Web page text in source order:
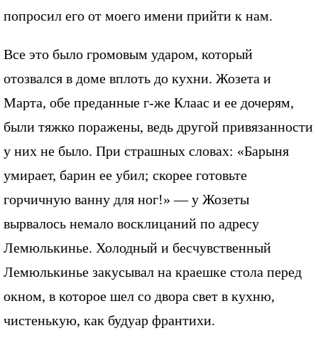
попросил его от моего имени прийти к нам.
Все это было громовым ударом, который
отозвался в доме вплоть до кухни. Жозета и
Марта, обе преданные г-же Клаас и ее дочерям,
были тяжко поражены, ведь другой привязанности
у них не было. При страшных словах: «Барыня
умирает, барин ее убил; скорее готовьте
горчичную ванну для ног!» — у Жозеты
вырвалось немало восклицаний по адресу
Лемюлькинье. Холодный и бесчувственный
Лемюлькинье закусывал на краешке стола перед
окном, в которое шел со двора свет в кухню,
чистенькую, как будуар франтихи.